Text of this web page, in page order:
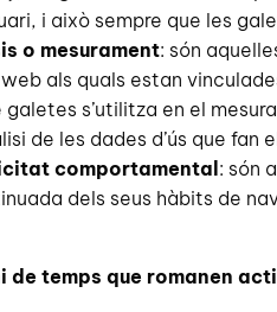
i això sempre que les
o mesurament: són
als quals estan
galetes s’utilitza en el
de les dades d’ús que fan
comportamental : són
dels seus hàbits de
de temps que romanen